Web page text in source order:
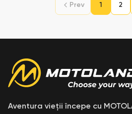
Prev 1 2
Aventura vieții începe cu